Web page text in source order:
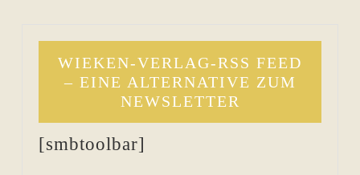
WIEKEN-VERLAG-RSS FEED
– EINE ALTERNATIVE ZUM
NEWSLETTER
[smbtoolbar]